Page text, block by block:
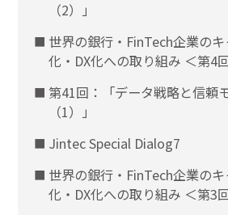
（2）」
世界の銀行・FinTech企業の
化・DX化への取り組み ＜第4
第41回：「データ戦略と信頼
（1）」
Jintec Special Dialog7
世界の銀行・FinTech企業の
化・DX化への取り組み ＜第3